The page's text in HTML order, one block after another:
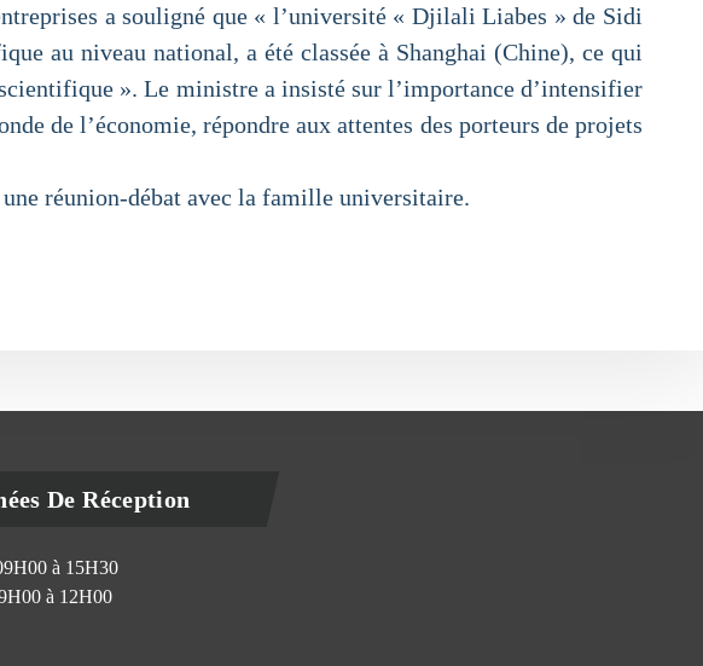
a souligné que « l’université « Djilali Liabes » de Sidi
au niveau national, a été classée à Shanghai (Chine), ce qui
». Le ministre a insisté sur l’importance d’intensifier
de l’économie, répondre aux attentes des porteurs de projets
réunion-débat avec la famille universitaire.
De Réception
à 15H30
à 12H00